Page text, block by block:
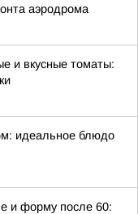
аэродрома
и вкусные томаты:
идеальное блюдо
и форму после 60: